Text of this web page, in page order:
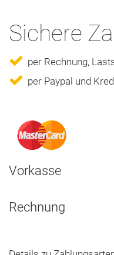
Sichere
per Rechnung,
per Paypal und
Vorkasse
Rechnung